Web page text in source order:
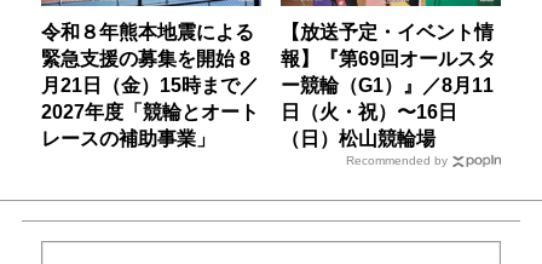
令和８年熊本地震による
緊急支援の募集を開始 8
月21日（金）15時まで／
2027年度「競輪とオート
レースの補助事業」
【放送予定・イベント情
報】『第69回オールスタ
ー競輪（G1）』／8月11
日（火・祝）〜16日
（日）松山競輪場
Recommended by